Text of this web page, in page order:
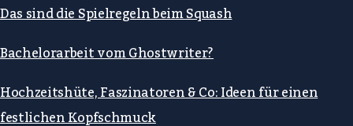
Das sind die Spielregeln beim Squash
Bachelorarbeit vom Ghostwriter?
Hochzeitshüte, Faszinatoren & Co: Ideen für einen
festlichen Kopfschmuck